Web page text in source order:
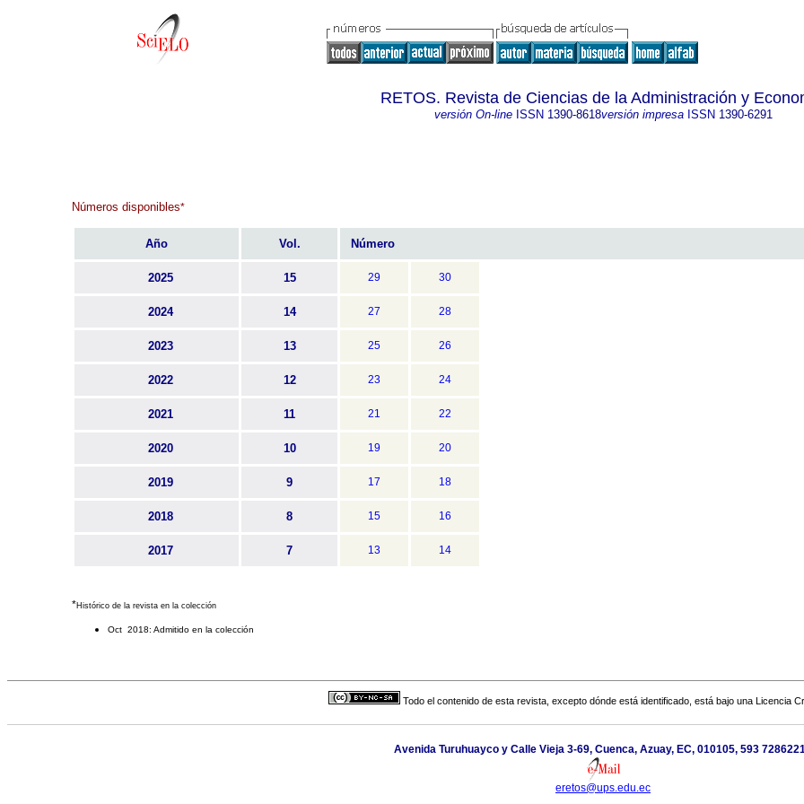
RETOS. Revista de Ciencias de la Administración y
versión On-lineISSN 1390-8618versión impresaISSN 1390-6291
Números disponibles*
Año Vol. Número
2025 15 29 30
2024 14 27 28
2023 13 25 26
2022 12 23 24
2021 11 21 22
2020 10 19 20
2019 9 17 18
2018 8 15 16
2017 7 13 14
*Histórico de la revista en la colección
Oct 2018: Admitido en la colección
Todo el contenido de esta revista, excepto dónde está identificado, está bajo una Licencia
Avenida Turuhuayco y Calle Vieja 3-69, Cuenca, Azuay, EC, 010105, 593
eretos@ups.edu.ec